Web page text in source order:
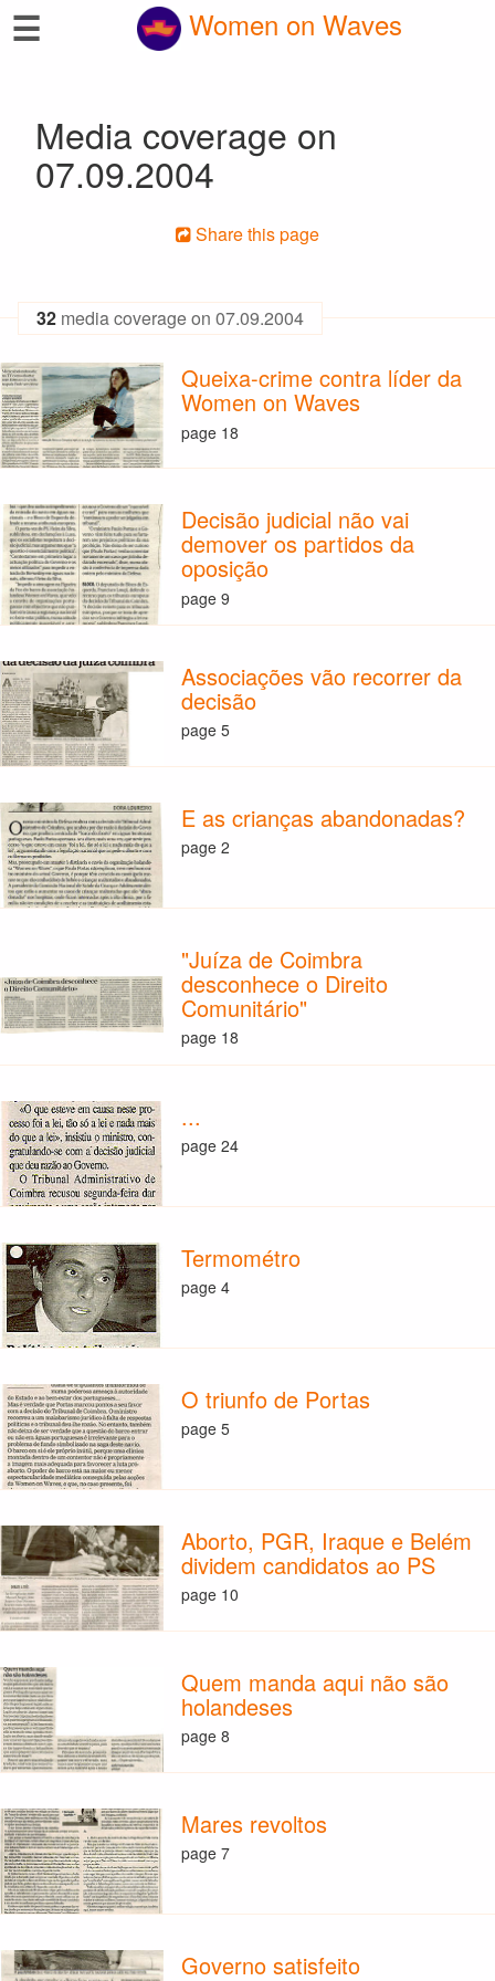
☰ Women on Waves
Media coverage on
07.09.2004
Share this page
32 media coverage on 07.09.2004
Queixa-crime contra líder da
Women on Waves
page 18
Decisão judicial não vai
demover os partidos da
oposição
page 9
Associações vão recorrer da
decisão
page 5
E as crianças abandonadas?
page 2
"Juíza de Coimbra
desconhece o Direito
Comunitário"
page 18
...
page 24
Termométro
page 4
O triunfo de Portas
page 5
Aborto, PGR, Iraque e Belém
dividem candidatos ao PS
page 10
Quem manda aqui não são
holandeses
page 8
Mares revoltos
page 7
Governo satisfeito